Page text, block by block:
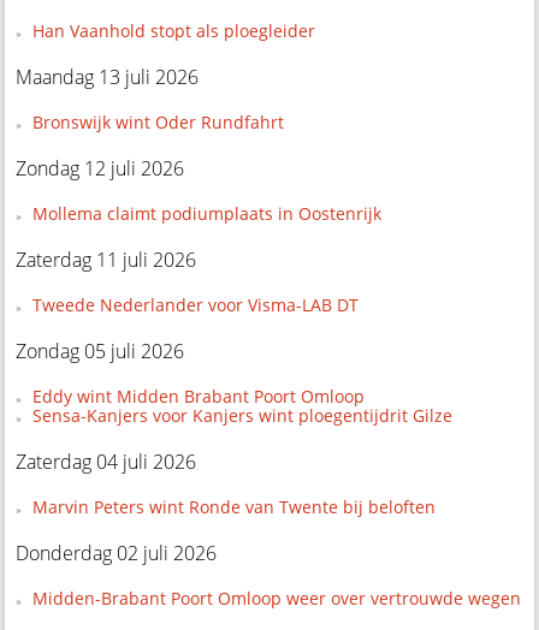
Han Vaanhold stopt als ploegleider
Maandag 13 juli 2026
Bronswijk wint Oder Rundfahrt
Zondag 12 juli 2026
Mollema claimt podiumplaats in Oostenrijk
Zaterdag 11 juli 2026
Tweede Nederlander voor Visma-LAB DT
Zondag 05 juli 2026
Eddy wint Midden Brabant Poort Omloop
Sensa-Kanjers voor Kanjers wint ploegentijdrit Gilze
Zaterdag 04 juli 2026
Marvin Peters wint Ronde van Twente bij beloften
Donderdag 02 juli 2026
Midden-Brabant Poort Omloop weer over vertrouwde wegen